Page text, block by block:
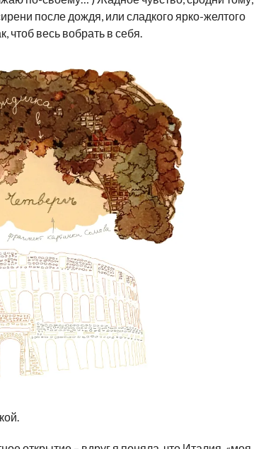
после дождя, или сладкого ярко-желтого
чтоб весь вобрать в себя.